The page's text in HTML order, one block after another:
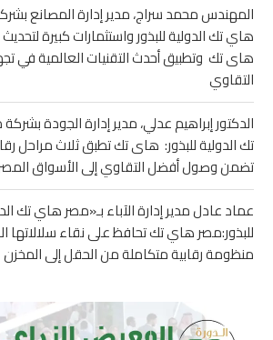
المهندس محمد سراج، مدير إدارة المصانع
هاي تك الدولية للبذور واستثمارات كبيرة
هاى تك وتطبيق أحدث التقنيات العالمية في
التقاوي
الدكتور إبراهيم عدلي، مدير إدارة الجودة
تك الدولية للبذور: هاى تك تطبق ثلاث مراحل
تضمن وصول أفضل التقاوي إلى الأسواق
عماد عادل مدير إدارة الآباء بـ«مصر هاي تك
للبذور:مصر هاي تك تحافظ على نقاء سلالاتها
منظومة رقابية متكاملة من الحقل إلى المخزن